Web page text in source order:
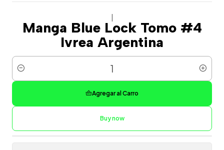
Manga Blue Lock Tomo #4
Ivrea Argentina
Cantidad
Agregar al Carro
Buy now